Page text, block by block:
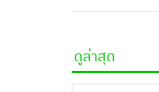
ดูล่าสุด